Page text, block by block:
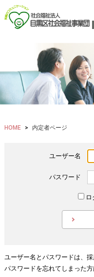
HOME > 内定者ページ
ユーザー名
パスワード
ユーザー名とパスワードは、
パスワードを忘れてしまった